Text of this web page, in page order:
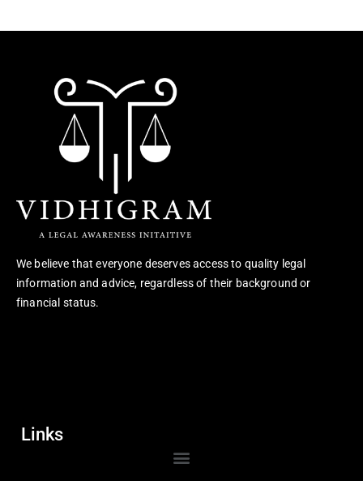
We believe that everyone deserves access to quality legal
information and advice, regardless of their background or
financial status.
Links